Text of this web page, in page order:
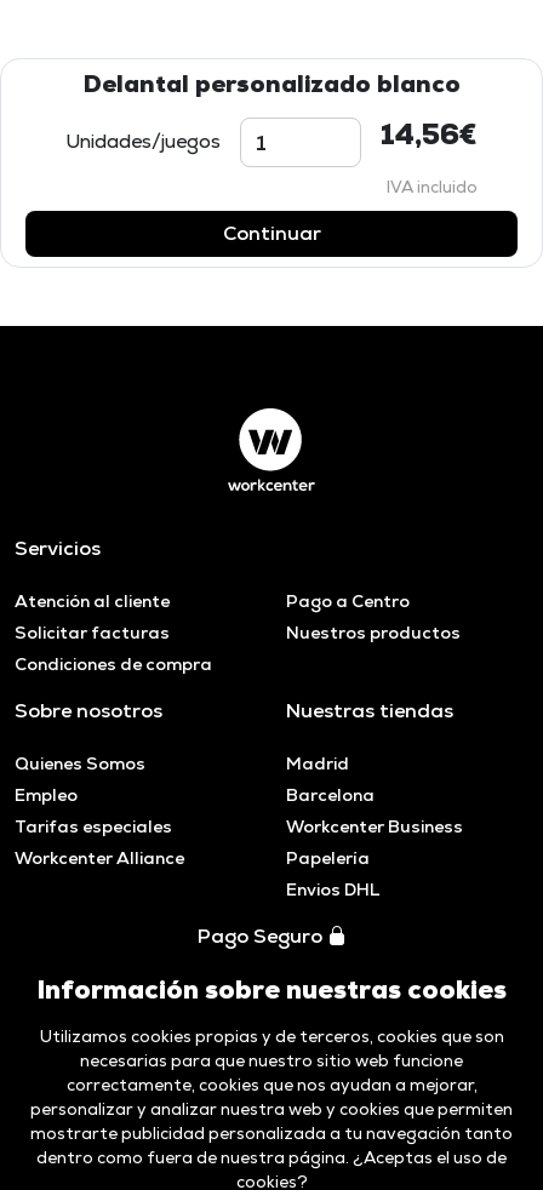
Delantal personalizado blanco
Unidades/juegos 14,56€
IVA incluido
Continuar
Servicios
Atención al cliente
Pago a Centro
Solicitar facturas
Nuestros productos
Condiciones de compra
Sobre nosotros
Quienes Somos
Empleo
Tarifas especiales
Workcenter Alliance
Nuestras tiendas
Madrid
Barcelona
Workcenter Business
Papelería
Envios DHL
Pago Seguro
Información sobre nuestras cookies
Utilizamos cookies propias y de terceros, cookies que son
necesarias para que nuestro sitio web funcione
correctamente, cookies que nos ayudan a mejorar,
personalizar y analizar nuestra web y cookies que permiten
mostrarte publicidad personalizada a tu navegación tanto
dentro como fuera de nuestra página. ¿Aceptas el uso de
cookies?